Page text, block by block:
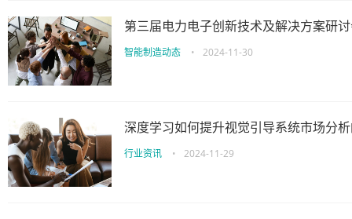
第三届电力电子创新技术及解决方案研
智能制造动态 • 2024-11-30
深度学习如何提升视觉引导系统市场分
行业资讯 • 2024-11-29